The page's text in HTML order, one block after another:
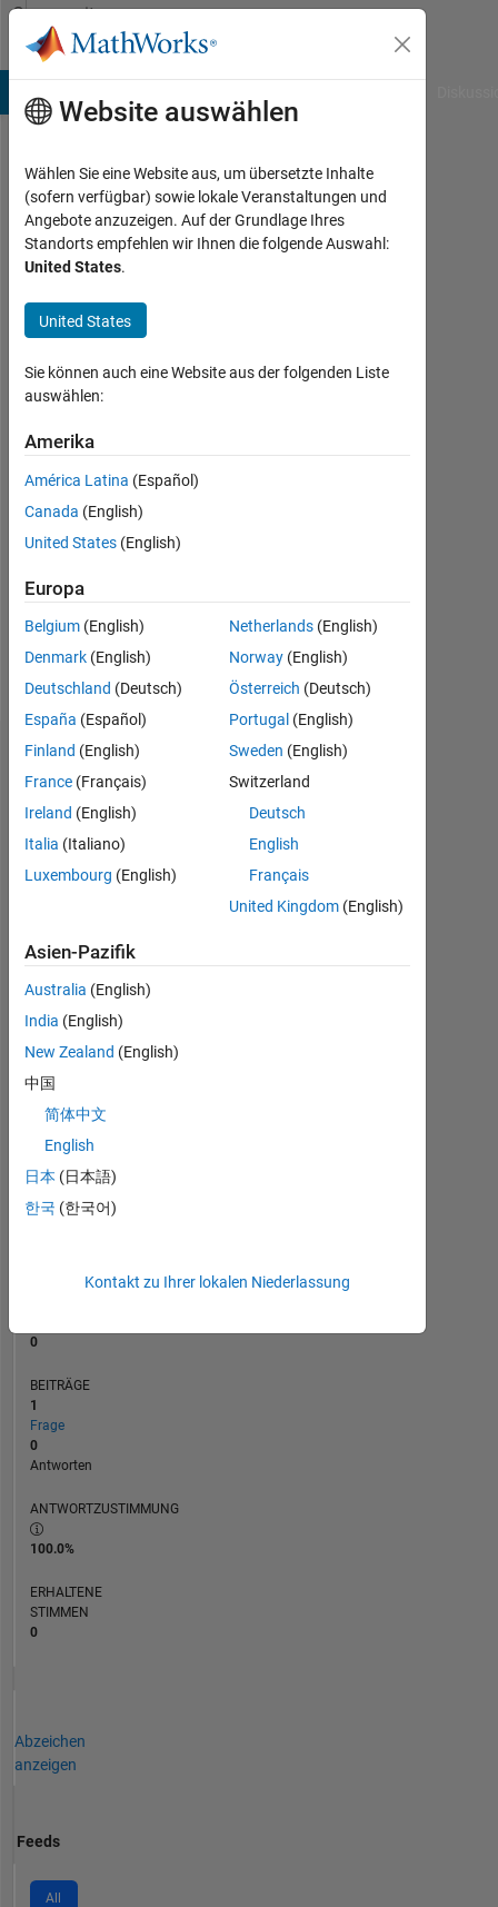
Weiter zum Inhalt
Community
Profile
Rachel
MacNeill
Last
fast 3
Jahre
vor
seit
2020
Followers:
0
Follow
Dashboard
Statistik
MATLAB Answers
BEITRÄGE
02/20
10/20
06/21
02/22
10/22
06/23
02/24
10/24
06/25
02/26
12/20
10/21
08/22
04/24
02/25
12/25
RANG
0
BEITRÄGE
1
Frage
0
Antworten
ANTWORTZUSTIMMUNG
100.0%
ERHALTENE
STIMMEN
0
Abzeichen
anzeigen
Feeds
All
Website auswählen
Wählen Sie eine Website aus, um übersetzte Inhalte
(sofern verfügbar) sowie lokale Veranstaltungen und
Angebote anzuzeigen. Auf der Grundlage Ihres
Standorts empfehlen wir Ihnen die folgende Auswahl:
United States.
United States
Sie können auch eine Website aus der folgenden Liste
auswählen:
Amerika
América Latina (Español)
Canada (English)
United States (English)
Europa
Belgium (English)
Denmark (English)
Deutschland (Deutsch)
España (Español)
Finland (English)
France (Français)
Ireland (English)
Italia (Italiano)
Luxembourg (English)
Netherlands (English)
Norway (English)
Österreich (Deutsch)
Portugal (English)
Sweden (English)
Switzerland
Deutsch
English
Français
United Kingdom (English)
Asien-Pazifik
Australia (English)
India (English)
New Zealand (English)
中国
简体中文
English
日本 (日本語)
한국 (한국어)
Kontakt zu Ihrer lokalen Niederlassung